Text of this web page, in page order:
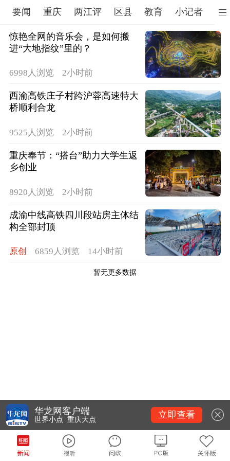
要闻 重庆 两江评 区县 教育 小记者 文
惊艳全网的音乐会，是如何搬
进“大地指纹”里的？
6998人浏览 2小时前
西渝高铁庄子村跨沪蓉高速特大
桥顺利合龙
9525人浏览 2小时前
重庆奉节：“搭台”助力大学生返
乡创业
8920人浏览 2小时前
成渝中线高铁四川段站房主体结
构全部封顶
原创 6859人浏览 14小时前
暂无更多数据
华龙网客户端
世界小点 重庆大点 立即查看